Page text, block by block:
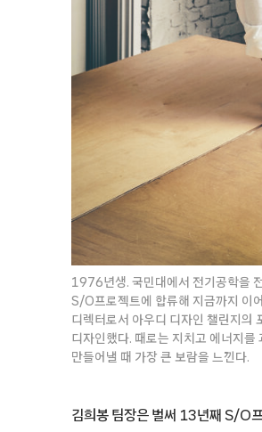
1976년생. 국민대에서 전기공학을
S/O프로젝트에 합류해 지금까지 이
디렉터로서 아우디 디자인 챌린지의
디자인했다. 때로는 지치고 에너지
만들어낼 때 가장 큰 보람을 느낀다.
김희봉 팀장은 벌써 13년째 S/O